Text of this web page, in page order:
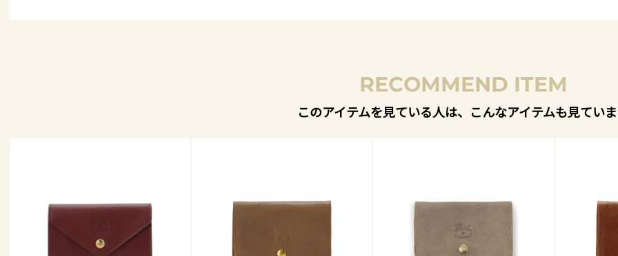
RECOMMEND ITEM
このアイテムを見ている人は、こんなアイテムも見てい